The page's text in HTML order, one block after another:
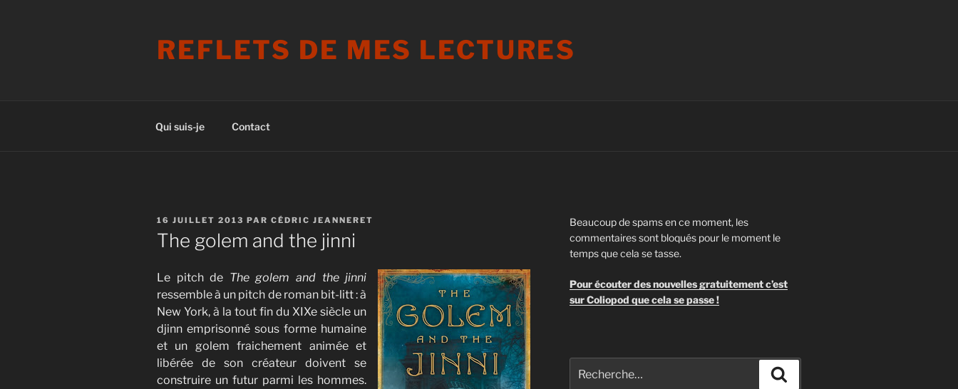
REFLETS DE MES LECTURES
Qui suis-je Contact
PUBLIÉ
LE
16 JUILLET 2013 PAR CÉDRIC JEANNERET
The golem and the jinni
Le pitch de The golem and the jinni
ressemble à un pitch de roman bit-litt : à
New York, à la tout fin du XIXe siècle un
djinn emprisonné sous forme humaine
et un golem fraichement animée et
libérée de son créateur doivent se
construire un futur parmi les hommes.
Beaucoup de spams en ce moment, les
commentaires sont bloqués pour le moment le
temps que cela se tasse.
Pour écouter des nouvelles gratuitement c’est
sur Coliopod que cela se passe !
pour